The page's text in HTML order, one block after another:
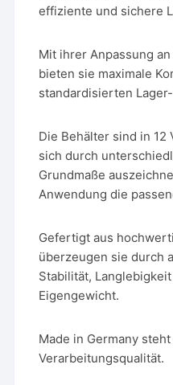
effiziente und sichere
Mit ihrer Anpassung
bieten sie maximale
standardisierten
Die Behälter sind in 12
sich durch
Grundmaße
Anwendung die
Gefertigt aus
überzeugen sie durch
Stabilität,
Eigengewicht.
Made in Germany
Verarbeitungsqualität.